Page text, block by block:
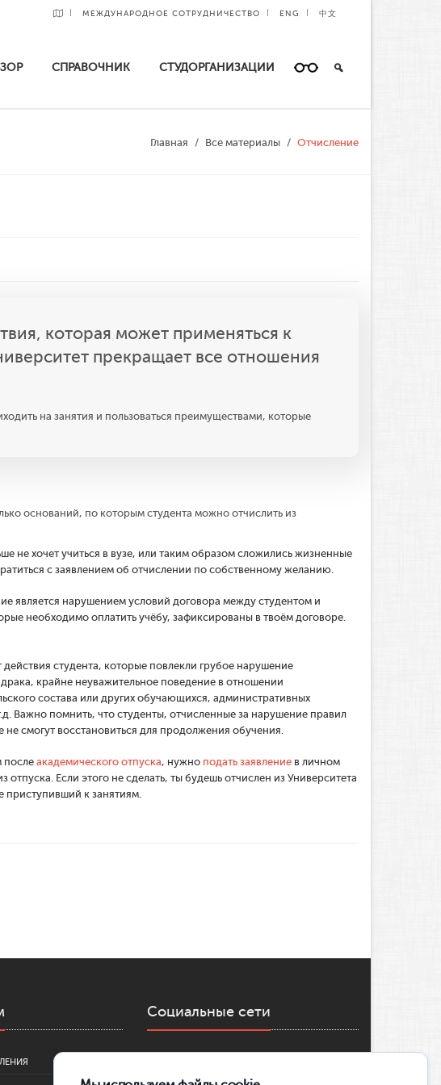
МЕЖДУНАРОДНОЕ СОТРУДНИЧЕСТВО ENG 中文
СПРАВОЧНИК СТУДОРГАНИЗАЦИИ
Главная Все материалы Отчисление
которая может применяться к
прекращает все отношения
на занятия и пользоваться преимуществами, которые
оснований, по которым студента можно отчислить из
не хочет учиться в вузе, или таким образом сложились жизненные
с заявлением об отчислении по собственному желанию.
является нарушением условий договора между студентом и
необходимо оплатить учёбу, зафиксированы в твоём договоре.
студента, которые повлекли грубое нарушение
крайне неуважительное поведение в отношении
состава или других обучающихся, административных
Важно помнить, что студенты, отчисленные за нарушение правил
смогут восстановиться для продолжения обучения.
послеакадемического отпуска, нужно подать заявлениев личном
отпуска. Если этого не сделать, ты будешь отчислен из Университета
приступивший к занятиям.
Социальные сети